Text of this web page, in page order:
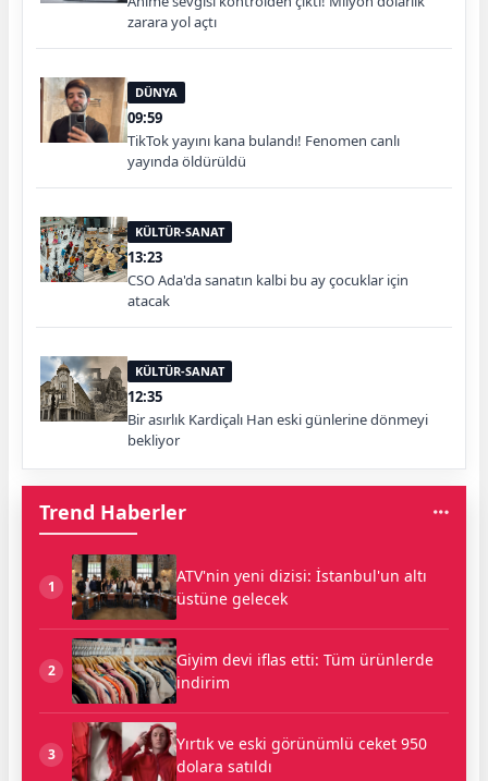
zarara yol açtı
DÜNYA
09:59
TikTok yayını kana bulandı! Fenomen canlı
yayında öldürüldü
KÜLTÜR-SANAT
13:23
CSO Ada'da sanatın kalbi bu ay çocuklar için
atacak
KÜLTÜR-SANAT
12:35
Bir asırlık Kardiçalı Han eski günlerine dönmeyi
bekliyor
Trend Haberler
1
ATV'nin yeni dizisi: İstanbul'un altı
üstüne gelecek
2
Giyim devi iflas etti: Tüm ürünlerde
indirim
3
Yırtık ve eski görünümlü ceket 950
dolara satıldı